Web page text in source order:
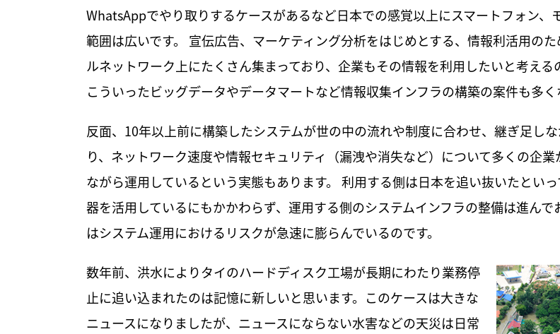
WhatsAppでやり取りするケースがあるなど日本での感覚以上にスマートフォン、
範囲は広いです。 宣伝広告、マーケティング分析をはじめとする、情報利活用の
ルネットワーク上にたくさん集まっており、企業もその情報を利用したいと考える
こういったビッグデータやデータマートなど情報収集インフラの構築の案件も多く
反面、10年以上前に構築したシステムが世の中の流れや制度に合わせ、継ぎ足し
り、ネットワーク速度や情報セキュリティ（漏洩や消失など）について多くの企
ながら運用しているという実態もあります。 利用する側は日本を追い抜いたとい
器を活用しているにもかかわらず、運用する側のシステムインフラの整備は進んで
はシステム運用におけるリスクが急速に膨らんでいるのです。
数年前、洪水によりタイのハードディスク工場が長期にわたり業務停
止に追い込まれたのは記憶に新しいと思います。このケースは大きな
ニュースになりましたが、ニュースにならない水害などの天災は日常